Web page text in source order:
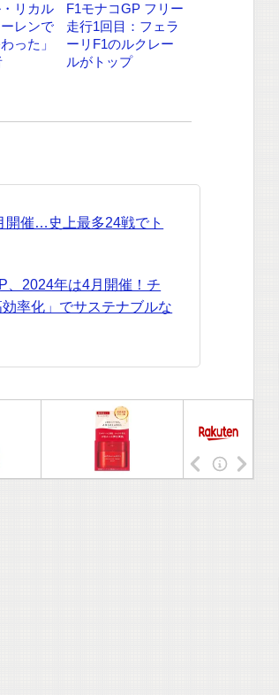
・リカル
レンで
った」
F1モナコGP フリー
走行1回目：フェラ
ーリF1のルクレー
ルがトップ
開催…史上最多24戦でト
、2024年は4月開催！チ
率化」でサステナブルな